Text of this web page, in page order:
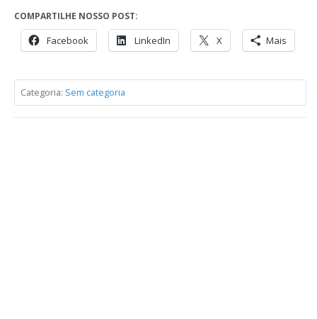
COMPARTILHE NOSSO POST:
Facebook LinkedIn X Mais
Categoria: Sem categoria